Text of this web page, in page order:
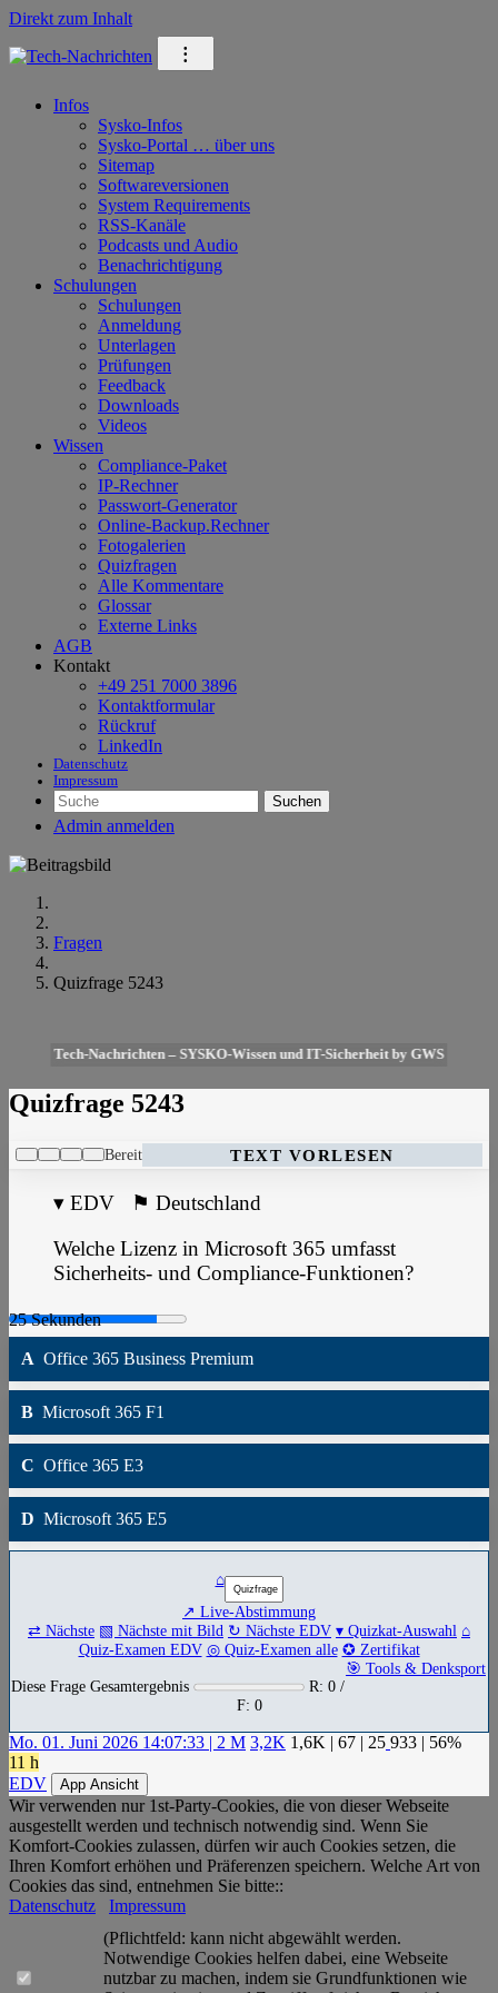
Direkt zum Inhalt
⁝
Infos
Sysko-Infos
Sysko-Portal … über uns
Sitemap
Softwareversionen
System Requirements
RSS-Kanäle
Podcasts und Audio
Benachrichtigung
Schulungen
Schulungen
Anmeldung
Unterlagen
Prüfungen
Feedback
Downloads
Videos
Wissen
Compliance-Paket
IP-Rechner
Passwort-Generator
Online-Backup.Rechner
Fotogalerien
Quizfragen
Alle Kommentare
Glossar
Externe Links
AGB
Kontakt
+49 251 7000 3896
Kontaktformular
Rückruf
LinkedIn
Datenschutz
Impressum
Suchen
Admin anmelden
Fragen
Quizfrage 5243
Tech-Nachrichten – SYSKO-Wissen und IT-Sicherheit by GWS
Quizfrage 5243
Bereit TEXT VORLESEN
▾ EDV ⚑ Deutschland
Welche Lizenz in Microsoft 365 umfasst
Sicherheits- und Compliance-Funktionen?
A Office 365 Business Premium
B Microsoft 365 F1
C Office 365 E3
D Microsoft 365 E5
⌂
↗ Live-Abstimmung
⇄ Nächste ▧ Nächste mit Bild ↻ Nächste EDV ▾ Quizkat-Auswahl ⌂
Quiz-Examen EDV ◎ Quiz-Examen alle ✪ Zertifikat
🎯 Tools & Denksport
Diese Frage Gesamtergebnis
R: 0 /
F: 0
Mo. 01. Juni 2026 14:07:33 | 2 M 3,2K 1,6K | 67 | 25 933 | 56%
11 h
EDV
App Ansicht
Wir verwenden nur 1st-Party-Cookies, die von dieser Webseite
ausgestellt werden und technisch notwendig sind. Wenn Sie
Komfort-Cookies zulassen, dürfen wir auch Cookies setzen, die
Ihren Komfort erhöhen und Präferenzen speichern. Welche Art von
Cookies das sind, entnehmen Sie bitte::
Datenschutz
Impressum
(Pflichtfeld: kann nicht abgewählt werden.
Notwendige Cookies helfen dabei, eine Webseite
nutzbar zu machen, indem sie Grundfunktionen wie